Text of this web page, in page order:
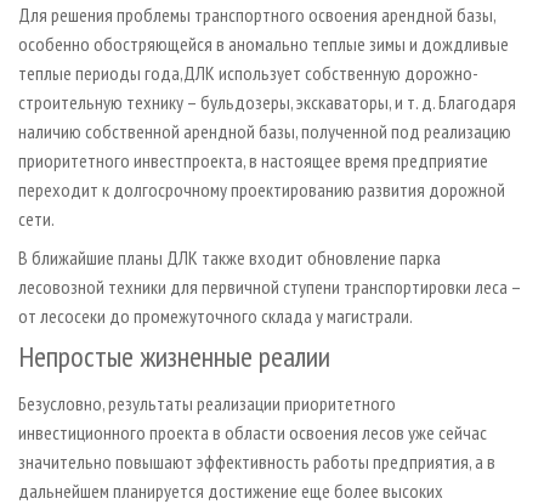
Для решения проблемы транспортного освоения арендной базы,
особенно обостряющейся в аномально теплые зимы и дождливые
теплые периоды года,ДЛК использует собственную дорожно-
строительную технику – бульдозеры, экскаваторы, и т. д. Благодаря
наличию собственной арендной базы, полученной под реализацию
приоритетного инвестпроекта, в настоящее время предприятие
переходит к долгосрочному проектированию развития дорожной
сети.
В ближайшие планы ДЛК также входит обновление парка
лесовозной техники для первичной ступени транспортировки леса –
от лесосеки до промежуточного склада у магистрали.
Непростые жизненные реалии
Безусловно, результаты реализации приоритетного
инвестиционного проекта в области освоения лесов уже сейчас
значительно повышают эффективность работы предприятия, а в
дальнейшем планируется достижение еще более высоких